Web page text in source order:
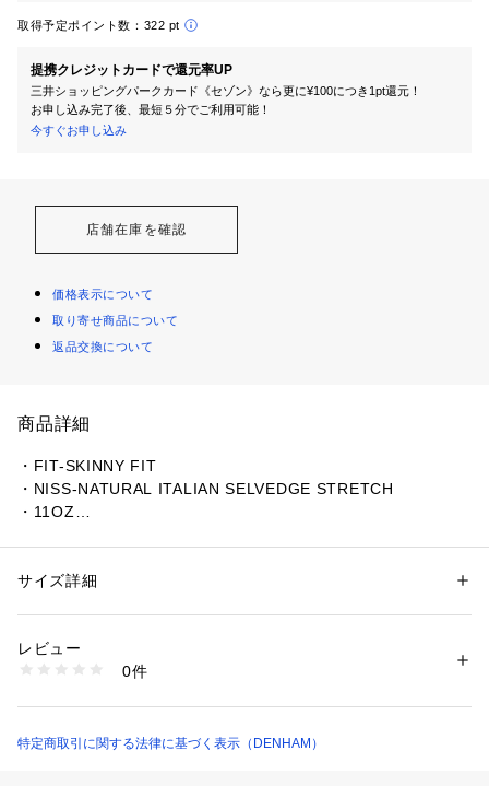
取得予定ポイント数： 322 pt
提携クレジットカードで還元率UP
三井ショッピングパークカード《セゾン》なら更に¥100につき1pt還元！
お申し込み完了後、最短５分でご利用可能！
今すぐお申し込み
店舗在庫を確認
価格表示について
取り寄せ商品について
返品交換について
商品詳細
・FIT-SKINNY FIT
・NISS-NATURAL ITALIAN SELVEDGE STRETCH
・11OZ
い・ダメージ加工の具合に個体差がございます。
性別：メンズ
素材：本体：コットン92%　本体：複合繊維（ポリエステル）6%　本
生産国：ルーマニア
1089200000002
サイズ詳細
レビュー
0件
特定商取引に関する法律に基づく表示（DENHAM）